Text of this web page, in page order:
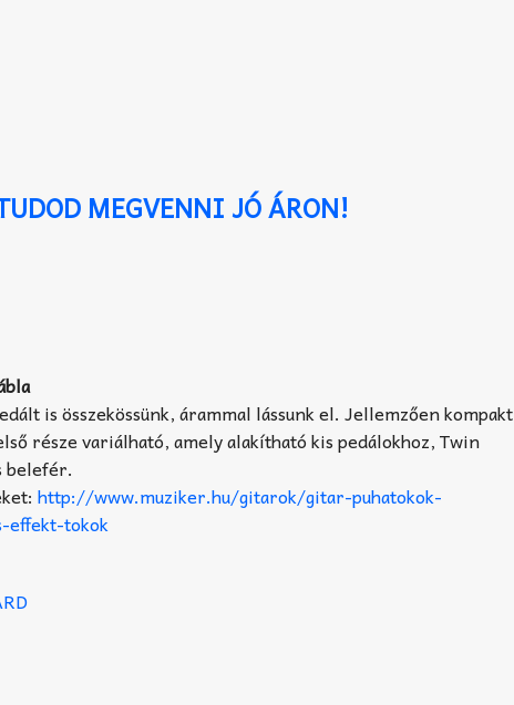
MEGVENNI JÓ ÁRON!
is összekössünk, árammal lássunk el. Jellemzően kompakt
része variálható, amely alakítható kis pedálokhoz, Twin
belefér.
http://www.muziker.hu/gitarok/gitar-puhatokok-
effekt-tokok